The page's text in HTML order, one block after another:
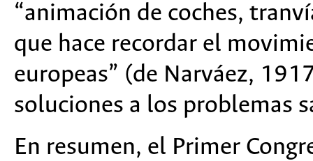
“animación de coches,
que hace recordar el
europeas” (de Narváez,
soluciones a los problemas
En resumen, el Primer